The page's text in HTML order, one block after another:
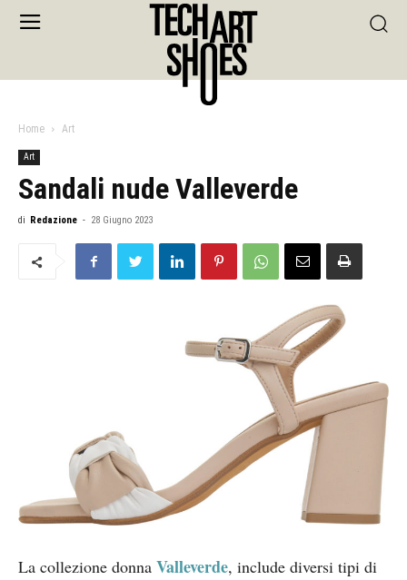
Home Art
Art
Sandali nude Valleverde
di Redazione - 28 Giugno 2023
La collezione donna Valleverde, include diversi tipi di